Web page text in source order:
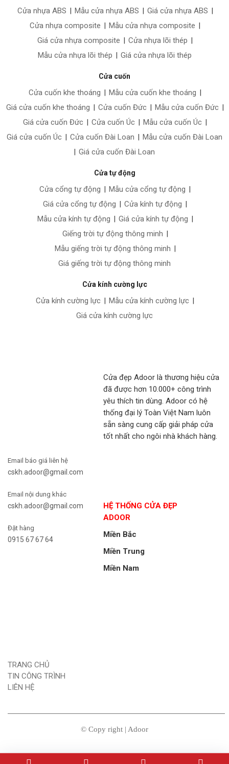
Cửa nhựa ABS | Mẫu cửa nhựa ABS | Giá cửa nhựa ABS |
Cửa nhựa composite | Mẫu cửa nhựa composite |
Giá cửa nhựa composite | Cửa nhựa lõi thép |
Mẫu cửa nhựa lõi thép | Giá cửa nhựa lõi thép
Cửa cuốn
Cửa cuốn khe thoáng | Mẫu cửa cuốn khe thoáng |
Giá cửa cuốn khe thoáng | Cửa cuốn Đức | Mẫu cửa cuốn Đức |
Giá cửa cuốn Đức | Cửa cuốn Úc | Mẫu cửa cuốn Úc |
Giá cửa cuốn Úc | Cửa cuốn Đài Loan | Mẫu cửa cuốn Đài Loan
| Giá cửa cuốn Đài Loan
Cửa tự động
Cửa cổng tự động | Mẫu cửa cổng tự động |
Giá cửa cổng tự động | Cửa kính tự động |
Mẫu cửa kính tự động | Giá cửa kính tự động |
Giếng trời tự động thông minh |
Mẫu giếng trời tự động thông minh |
Giá giếng trời tự động thông minh
Cửa kính cường lực
Cửa kính cường lực | Mẫu cửa kính cường lực |
Giá cửa kính cường lực
Email báo giá liên hệ
cskh.adoor@gmail.com
Email nội dung khác
cskh.adoor@gmail.com
Đặt hàng
0915 67 67 64
TRANG CHỦ
TIN CÔNG TRÌNH
LIÊN HỆ
Cửa đẹp Adoor là thương hiệu cửa
đã được hơn 10.000+ công trình
yêu thích tin dùng. Adoor có hệ
thống đại lý Toàn Việt Nam luôn
sẵn sàng cung cấp giải pháp cửa
tốt nhất cho ngôi nhà khách hàng.
HỆ THỐNG CỬA ĐẸP
ADOOR
Miền Bắc
Miền Trung
Miền Nam
© Copy right | Adoor